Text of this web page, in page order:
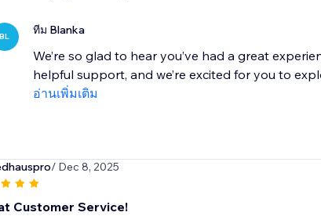
BL ทีม Blanka
We’re so glad to hear you’ve had a great
helpful support, and we’re excited for you to
อ่านเพิ่มเติม
/ Dec 8, 2025
Customer Service!